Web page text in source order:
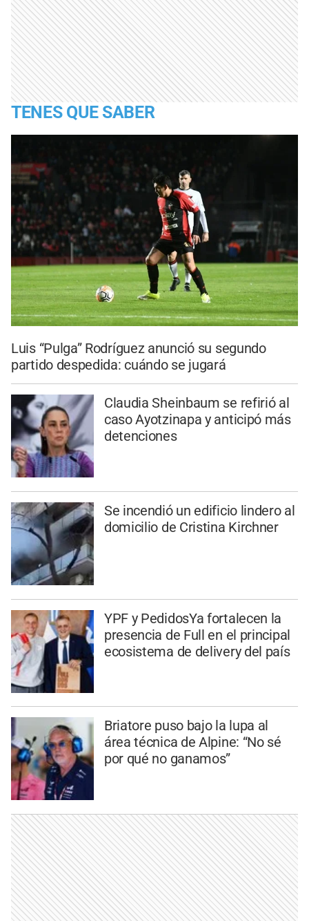
TENES QUE SABER
Luis “Pulga” Rodríguez anunció su segundo
partido despedida: cuándo se jugará
Claudia Sheinbaum se refirió al
caso Ayotzinapa y anticipó más
detenciones
Se incendió un edificio lindero al
domicilio de Cristina Kirchner
YPF y PedidosYa fortalecen la
presencia de Full en el principal
ecosistema de delivery del país
Briatore puso bajo la lupa al
área técnica de Alpine: “No sé
por qué no ganamos”